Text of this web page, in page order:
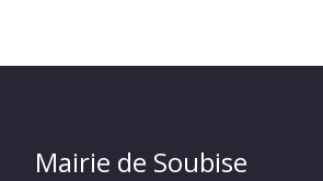
Mairie de Soubise